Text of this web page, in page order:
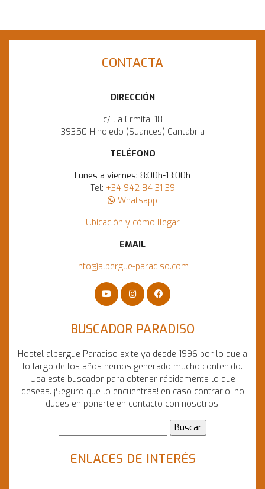
CONTACTA
DIRECCIÓN
c/ La Ermita, 18
39350 Hinojedo (Suances) Cantabria
TELÉFONO
Lunes a viernes: 8:00h-13:00h
Tel: +34 942 84 31 39
Whatsapp
Ubicación y cómo llegar
EMAIL
info@albergue-paradiso.com
BUSCADOR PARADISO
Hostel albergue Paradiso exite ya desde 1996 por lo que a
lo largo de los años hemos generado mucho contenido.
Usa este buscador para obtener rápidamente lo que
deseas. ¡Seguro que lo encuentras! en caso contrario, no
dudes en ponerte en contacto con nosotros.
ENLACES DE INTERÉS